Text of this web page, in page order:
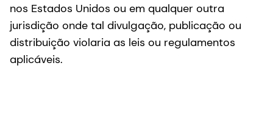
nos Estados Unidos ou em qualquer outra
jurisdição onde tal divulgação, publicação ou
distribuição violaria as leis ou regulamentos
aplicáveis.